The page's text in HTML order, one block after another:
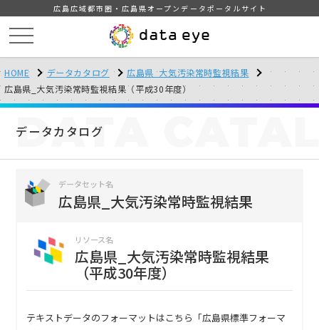
広島広域都市圏・広島県オープンデータポータルサイト
HOME データカタログ
広島県_大気汚染常時監視結果
広島県_大気汚染常時監視結果（平成30年度）
データカタログ
DATA
データセット名
広島県_大気汚染常時監視結果
リソース名
広島県_大気汚染常時監視結果
（平成30年度）
テキストデータのフォーマットはこちら「広島県標準フォーマ